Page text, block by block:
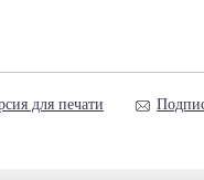
для печати